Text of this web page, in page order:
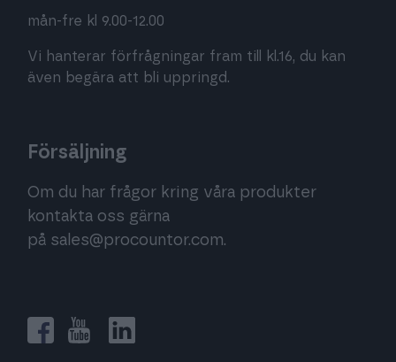
mån-fre kl 9.00-12.00
Vi hanterar förfrågningar fram till kl.16, du kan
även begära att bli uppringd.
Försäljning
Om du har frågor kring våra produkter
kontakta oss gärna
på sales@procountor.com.